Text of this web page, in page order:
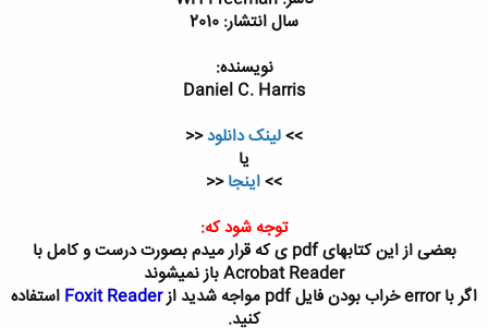
سال انتشار: 2010
نویسنده:
Daniel C. Harris
>>لینک دانلود<<
یا
>>اینجا<<
توجه شود که:
بعضی از این کتابهای pdf ی که قرار میدم بصورت درست و کامل با
Acrobat Reader باز نمیشوند
اگر با error خراب بودن فایل pdf مواجه شدید از
Foxit Reader استفاده
کنید.